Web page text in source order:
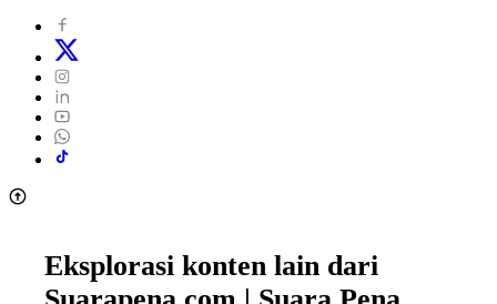
Eksplorasi konten lain dari